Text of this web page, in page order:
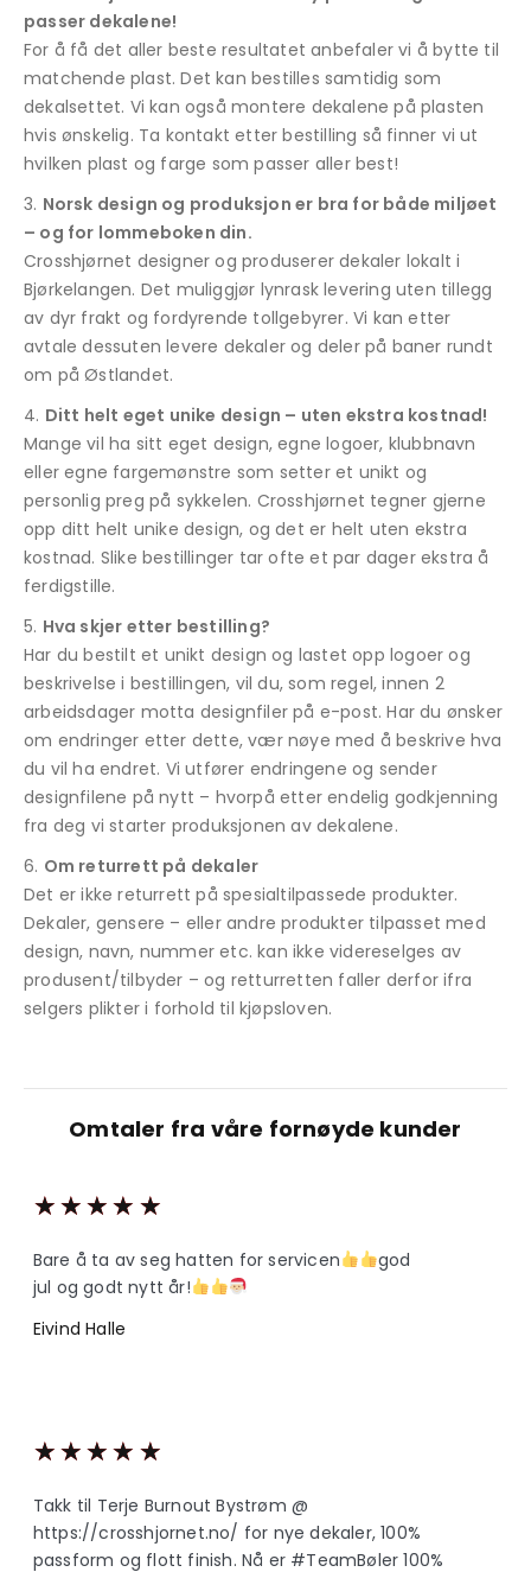
passer dekalene!
For å få det aller beste resultatet anbefaler vi å bytte til
matchende plast. Det kan bestilles samtidig som
dekalsettet. Vi kan også montere dekalene på plasten
hvis ønskelig. Ta kontakt etter bestilling så finner vi ut
hvilken plast og farge som passer aller best!
Norsk design og produksjon er bra for både miljøet
– og for lommeboken din.
Crosshjørnet designer og produserer dekaler lokalt i
Bjørkelangen. Det muliggjør lynrask levering uten tillegg
av dyr frakt og fordyrende tollgebyrer. Vi kan etter
avtale dessuten levere dekaler og deler på baner rundt
om på Østlandet.
Ditt helt eget unike design – uten ekstra kostnad!
Mange vil ha sitt eget design, egne logoer, klubbnavn
eller egne fargemønstre som setter et unikt og
personlig preg på sykkelen. Crosshjørnet tegner gjerne
opp ditt helt unike design, og det er helt uten ekstra
kostnad. Slike bestillinger tar ofte et par dager ekstra å
ferdigstille.
Hva skjer etter bestilling?
Har du bestilt et unikt design og lastet opp logoer og
beskrivelse i bestillingen, vil du, som regel, innen 2
arbeidsdager motta designfiler på e-post. Har du ønsker
om endringer etter dette, vær nøye med å beskrive hva
du vil ha endret. Vi utfører endringene og sender
designfilene på nytt – hvorpå etter endelig godkjenning
fra deg vi starter produksjonen av dekalene.
Om returrett på dekaler
Det er ikke returrett på spesialtilpassede produkter.
Dekaler, gensere – eller andre produkter tilpasset med
design, navn, nummer etc. kan ikke videreselges av
produsent/tilbyder – og retturretten faller derfor ifra
selgers plikter i forhold til kjøpsloven.
Omtaler fra våre fornøyde kunder
★ ★ ★ ★ ★
Bare å ta av seg hatten for servicen
god
jul og godt nytt år!
Eivind Halle
★ ★ ★ ★ ★
Takk til Terje Burnout Bystrøm @
https://crosshjornet.no/ for nye dekaler, 100%
passform og flott finish. Nå er #TeamBøler 100%